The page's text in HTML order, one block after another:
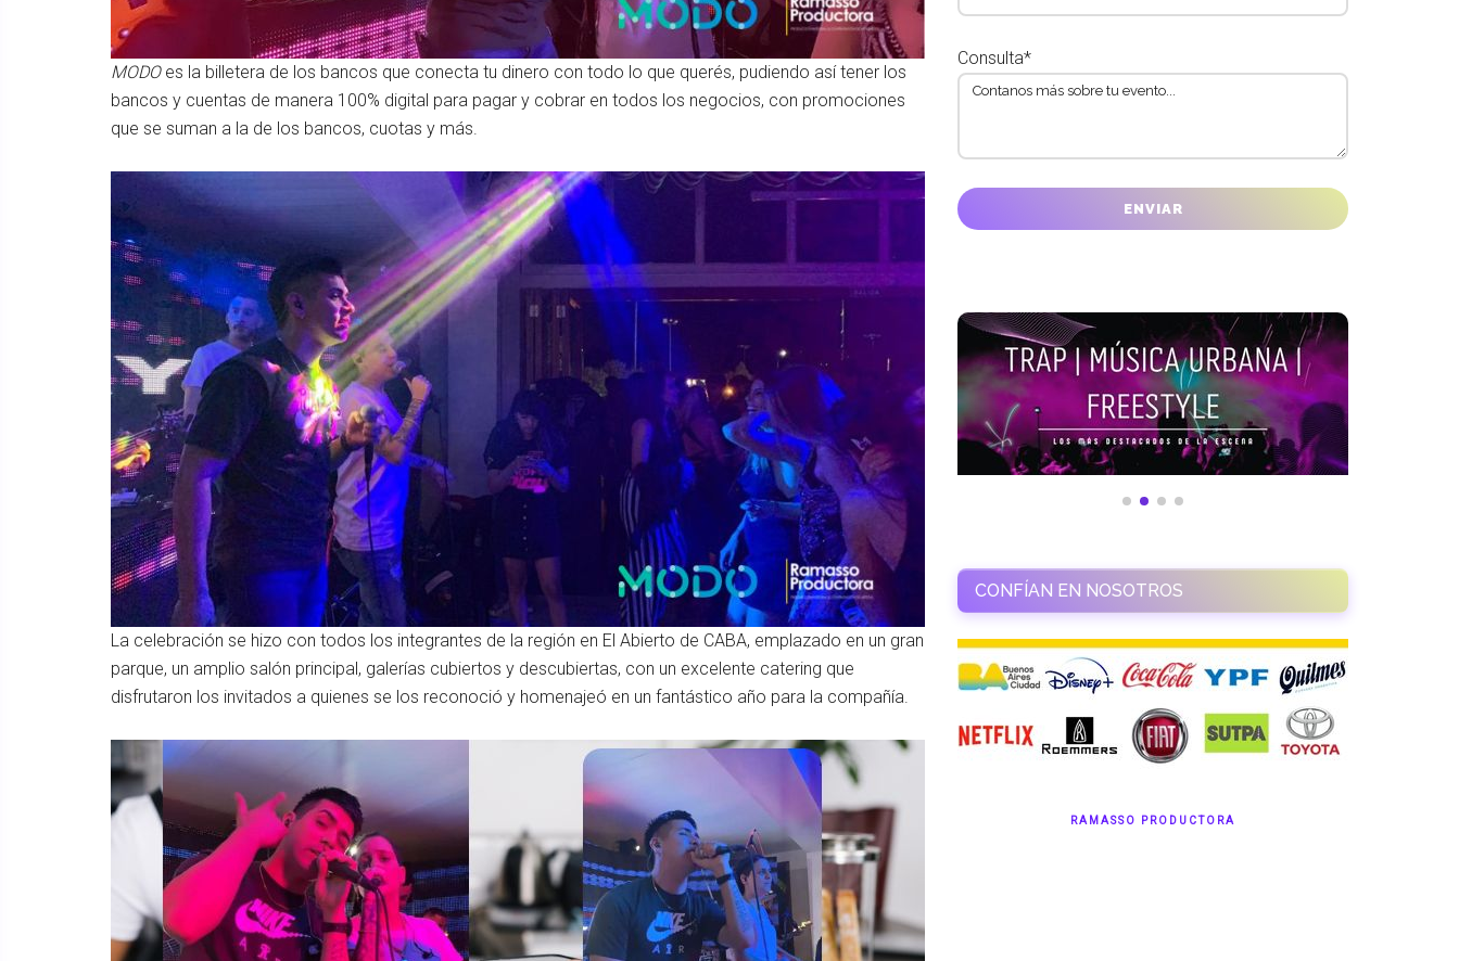
MODOes la billetera de los bancos que conecta tu dinero con todo lo que querés, pudiendo así tener los
bancos y cuentas de manera 100% digital para pagar y cobrar en todos los negocios, con promociones
que se suman a la de los bancos, cuotas y más.
La celebración se hizo con todos los integrantes de la región en El Abierto de CABA, emplazado en un gran
parque, un amplio salón principal, galerías cubiertos y descubiertas, con un excelente catering que
disfrutaron los invitados a quienes se los reconoció y homenajeó en un fantástico año para la compañía.
Consulta*
CONFÍAN EN NOSOTROS
RAMASSO PRODUCTORA